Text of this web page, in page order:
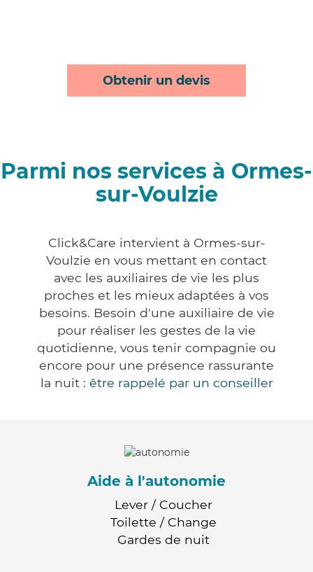
Obtenir un devis
Parmi nos services à Ormes-
sur-Voulzie
Click&Care intervient à Ormes-sur-
Voulzie en vous mettant en contact
avec les auxiliaires de vie les plus
proches et les mieux adaptées à vos
besoins. Besoin d'une auxiliaire de vie
pour réaliser les gestes de la vie
quotidienne, vous tenir compagnie ou
encore pour une présence rassurante
la nuit : être rappelé par un conseiller
Aide à l'autonomie
Lever / Coucher
Toilette / Change
Gardes de nuit